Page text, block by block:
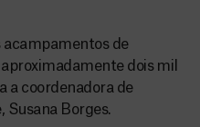
acampamentos de
dois mil
a coordenadora de
Susana Borges.